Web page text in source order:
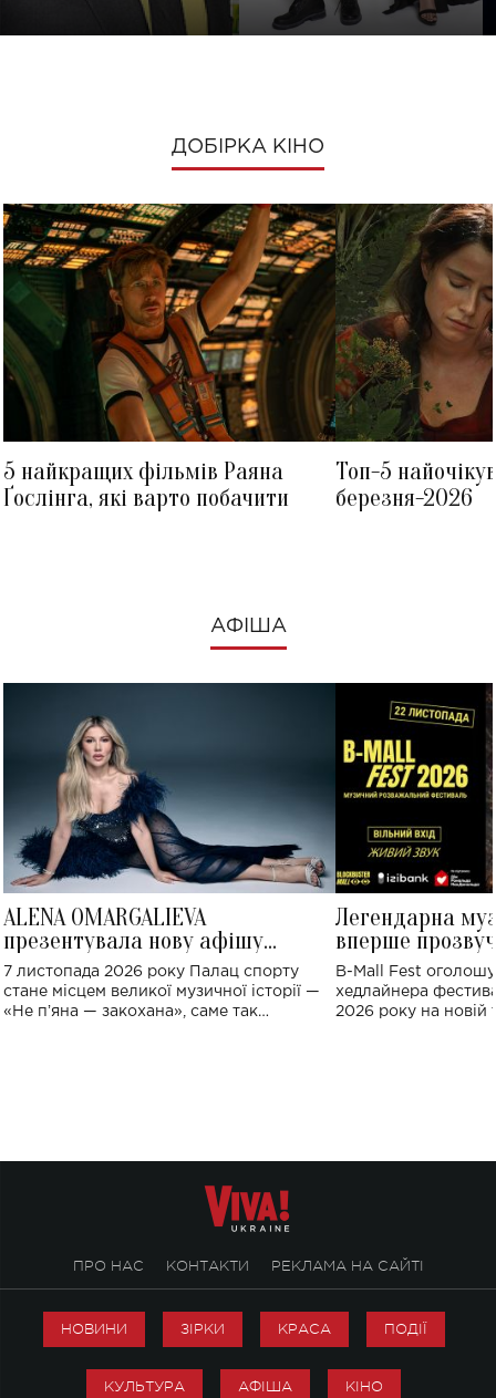
ДОБІРКА КІНО
5 найкращих фільмів Раяна
Ґослінга, які варто побачити
Топ-5
березня-2026
АФІША
ALENA OMARGALIEVA
презентувала нову афішу
великого концерту в Палаці
спорту
7 листопада 2026 року Палац спорту
стане місцем великої музичної історії —
«Не пʼяна — закохана», саме так
Легендарна
вперше
Україні: де
B-Mall Fest
хедлайнера
2026 року на новій
ПРО НАС КОНТАКТИ РЕКЛАМА НА САЙТІ
НОВИНИ ЗІРКИ КРАСА ПОДІЇ
КУЛЬТУРА АФІША КІНО